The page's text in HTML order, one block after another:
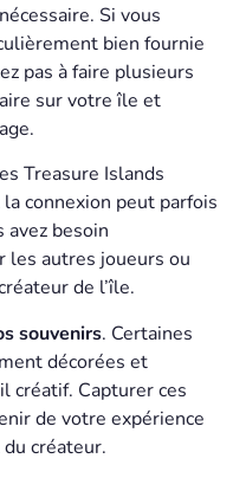
Si vous
bien fournie
pas à faire plusieurs
sur votre île et
Treasure Islands
connexion peut parfois
avez besoin
les autres joueurs ou
de l’île.
souvenirs. Certaines
décorées et
créatif. Capturer ces
de votre expérience
créateur.